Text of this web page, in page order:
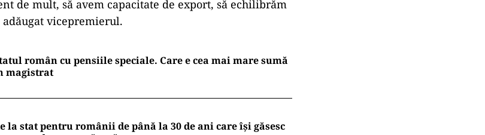
ad
pentru o creştere economică pentru următorii